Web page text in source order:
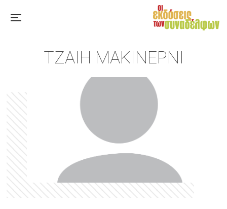
ΤΖΑΊΗ ΜΑΚΊΝΕΡΝΙ